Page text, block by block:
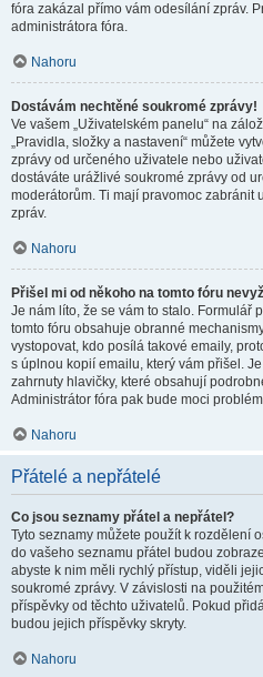
fóra zakázal přímo vám odesílání zpráv.
administrátora fóra.
Nahoru
Dostávám nechtěné soukromé zprávy!
Ve vašem „Uživatelském panelu“ na
„Pravidla, složky a nastavení“ můžete
zprávy od určeného uživatele nebo
dostáváte urážlivé soukromé zprávy od
moderátorům. Ti mají pravomoc zabránit
zpráv.
Nahoru
Přišel mi od někoho na tomto fóru
Je nám líto, že se vám to stalo. Formulář
tomto fóru obsahuje obranné
vystopovat, kdo posílá takové emaily,
s úplnou kopií emailu, který vám přišel.
zahrnuty hlavičky, které obsahují
Administrátor fóra pak bude moci
Nahoru
Přátelé a nepřátelé
Co jsou seznamy přátel a nepřátel?
Tyto seznamy můžete použít k rozdělení
do vašeho seznamu přátel budou
abyste k nim měli rychlý přístup, viděli
soukromé zprávy. V závislosti na
příspěvky od těchto uživatelů. Pokud
budou jejich příspěvky skryty.
Nahoru